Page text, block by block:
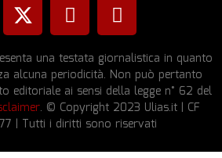
una testata giornalistica in quanto
alcuna periodicità. Non può pertanto
editoriale ai sensi della legge n° 62 del
. © Copyright 2023 Ulias.it | CF
| Tutti i diritti sono riservati